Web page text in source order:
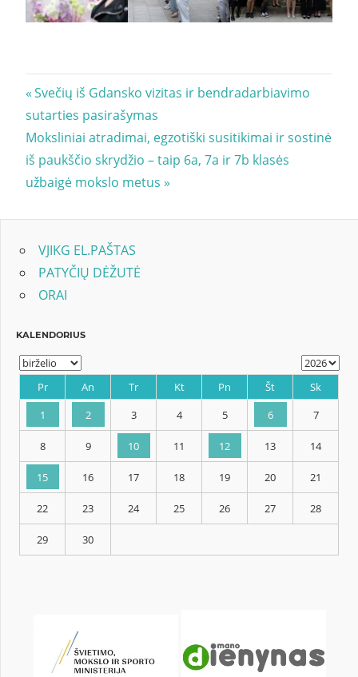
Navigacija
tarp
įrašų
Previous
Post:
Svečių iš Gdansko vizitas ir bendradarbiavimo
sutarties pasirašymas
Next
Post:
Moksliniai atradimai, egzotiški susitikimai ir sostinė
iš paukščio skrydžio – taip 6a, 7a ir 7b klasės
užbaigė mokslo metus
VJIKG EL.PAŠTAS
PATYČIŲ DĖŽUTĖ
ORAI